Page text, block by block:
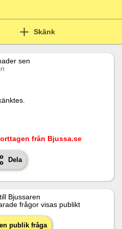
Skänk
sen
från Bjussa.se
Dela
Bjussaren
frågor visas publikt
publik fråga